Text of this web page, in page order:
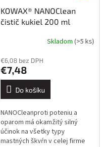
KOWAX® NANOClean
čistič kukiel 200 ml
Skladom(>5 ks)
€6,08 bez DPH
€7,48
Do košíku
NANOCleanproti poteniu a
oparom má okamžitý silný
účinok na všetky typy
mastných škvŕn v celej firme